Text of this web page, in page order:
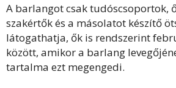
A barlangot csak tudóscsoportok,
szakértők és a másolatot készítő
látogathatja, ők is rendszerint
között, amikor a barlang
tartalma ezt megengedi.